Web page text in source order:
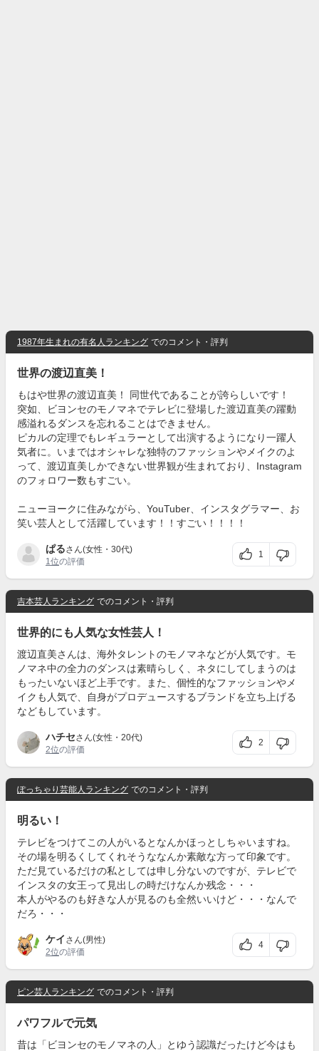
1987年生まれの有名人ランキング でのコメント・評判
世界の渡辺直美！
もはや世界の渡辺直美！ 同世代であることが誇らしいです！
突如、ビヨンセのモノマネでテレビに登場した渡辺直美の躍動
感溢れるダンスを忘れることはできません。
ピカルの定理でもレギュラーとして出演するようになり一躍人
気者に。いまではオシャレな独特のファッションやメイクのよ
って、渡辺直美しかできない世界観が生まれており、Instagram
のフォロワー数もすごい。
ニューヨークに住みながら、YouTuber、インスタグラマー、お
笑い芸人として活躍しています！！すごい！！！！
ぱるさん(女性・30代)
1位の評価
1
吉本芸人ランキング でのコメント・評判
世界的にも人気な女性芸人！
渡辺直美さんは、海外タレントのモノマネなどが人気です。モ
ノマネ中の全力のダンスは素晴らしく、ネタにしてしまうのは
もったいないほど上手です。また、個性的なファッションやメ
イクも人気で、自身がプロデュースするブランドを立ち上げる
などもしています。
ハチセさん(女性・20代)
2位の評価
2
ぽっちゃり芸能人ランキング でのコメント・評判
明るい！
テレビをつけてこの人がいるとなんかほっとしちゃいますね。
その場を明るくしてくれそうななんか素敵な方って印象です。
ただ見ているだけの私としては申し分ないのですが、テレビで
インスタの女王って見出しの時だけなんか残念・・・
本人がやるのも好きな人が見るのも全然いいけど・・・なんで
だろ・・・
ケイ さん(男性)
2位の評価
4
ピン芸人ランキング でのコメント・評判
パワフルで元気
昔は「ビヨンセのモノマネの人」とゆう認識だったけど今はも